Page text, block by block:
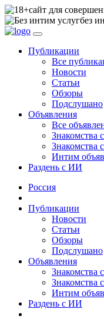
сайт для
без
Публикации
Все
Новости
Статьи
Обзоры
Подслушано
Объявления
Все
Знакомства
Знакомства
Интим
Раздень с ИИ
Россия
Публикации
Новости
Статьи
Обзоры
Подслушано
Объявления
Знакомства
Знакомства
Интим
Раздень с ИИ